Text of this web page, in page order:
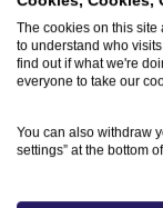
The cookies on this site
to understand who
find out if what we're
everyone to take our
You can also withdraw
settings” at the bottom